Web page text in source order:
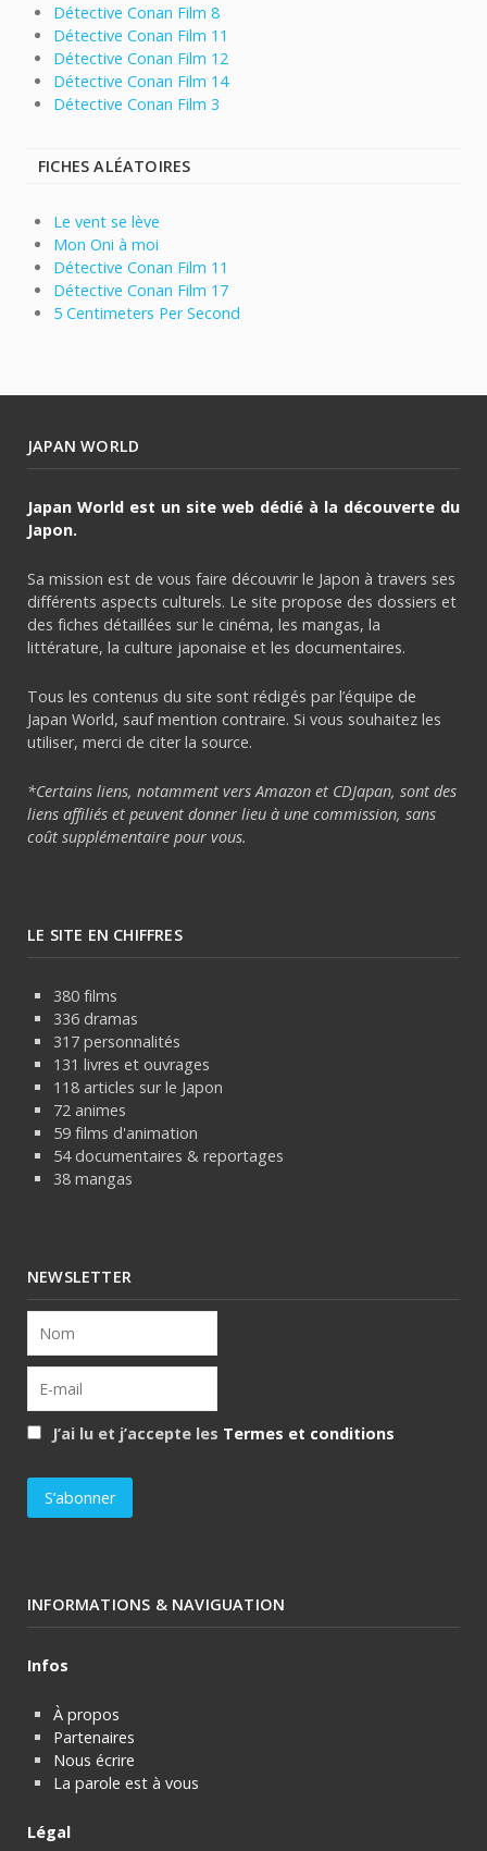
Détective Conan Film 8
Détective Conan Film 11
Détective Conan Film 12
Détective Conan Film 14
Détective Conan Film 3
FICHES ALÉATOIRES
Le vent se lève
Mon Oni à moi
Détective Conan Film 11
Détective Conan Film 17
5 Centimeters Per Second
JAPAN WORLD
Japan World est un site web dédié à la découverte du
Japon.
Sa mission est de vous faire découvrir le Japon à travers ses
différents aspects culturels. Le site propose des dossiers et
des fiches détaillées sur le cinéma, les mangas, la
littérature, la culture japonaise et les documentaires.
Tous les contenus du site sont rédigés par l’équipe de
Japan World, sauf mention contraire. Si vous souhaitez les
utiliser, merci de citer la source.
*Certains liens, notamment vers Amazon et CDJapan, sont des
liens affiliés et peuvent donner lieu à une commission, sans
coût supplémentaire pour vous.
LE SITE EN CHIFFRES
380 films
336 dramas
317 personnalités
131 livres et ouvrages
118 articles sur le Japon
72 animes
59 films d'animation
54 documentaires & reportages
38 mangas
NEWSLETTER
J’ai lu et j’accepte les Termes et conditions
INFORMATIONS & NAVIGUATION
Infos
À propos
Partenaires
Nous écrire
La parole est à vous
Légal